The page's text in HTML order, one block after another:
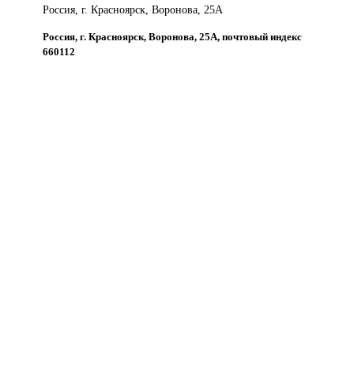
Россия, г. Красноярск, Воронова, 25А
Россия, г. Красноярск, Воронова, 25А, почтовый индекс
660112